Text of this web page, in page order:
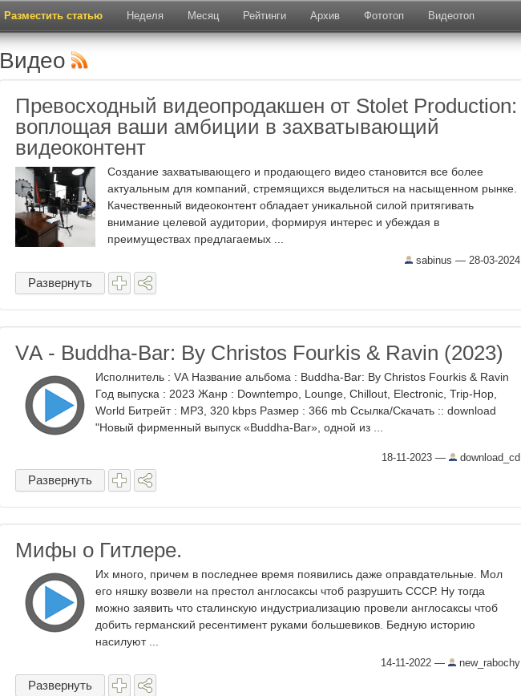
Разместить статью Неделя Месяц Рейтинги Архив Фототоп Видеотоп
Видео
Превосходный видеопродакшен от Stolet Production:
воплощая ваши амбиции в захватывающий
видеоконтент
Создание захватывающего и продающего видео становится все более
актуальным для компаний, стремящихся выделиться на насыщенном рынке.
Качественный видеоконтент обладает уникальной силой притягивать
внимание целевой аудитории, формируя интерес и убеждая в
преимуществах предлагаемых ...
sabinus — 28-03-2024
Развернуть
VА - Вuddhа-Ваr: Ву Сhristоs Fоurkis & Rаvin (2023)
Исполнитель : VА Название альбома : Вuddhа-Ваr: Ву Сhristоs Fоurkis & Rаvin
Год выпуска : 2023 Жанр : Downtempo, Lounge, Chillout, Electronic, Trip-Hop,
World Битрейт : MP3, 320 kbps Размер : 366 mb Ссылка/Скачать :: download
"Новый фирменный выпуск «Вuddhа-Ваr», одной из ...
18-11-2023 — download_cd
Развернуть
Мифы о Гитлере.
Их много, причем в последнее время появились даже оправдательные. Мол
его няшку возвели на престол англосаксы чтоб разрушить СССР. Ну тогда
можно заявить что сталинскую индустриализацию провели англосаксы чтоб
добить германский ресентимент руками большевиков. Бедную историю
насилуют ...
14-11-2022 — new_rabochy
Развернуть